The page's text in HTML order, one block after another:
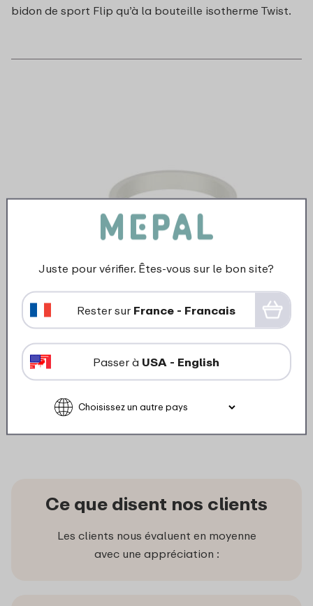
bidon de sport Flip qu’à la bouteille isotherme Twist.
Sangle bidons de sport -
ceramic white
Ce que disent nos clients
Les clients nous évaluent en moyenne
avec une appréciation :
Juste pour vérifier. Êtes-vous sur le bon site?
Rester sur France - Francais
Passer à USA - English